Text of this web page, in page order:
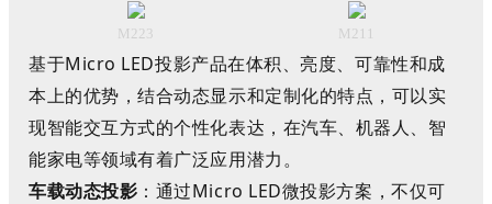
M223 M211
基于Micro LED投影产品在体积、亮度、可靠性和成
本上的优势，结合动态显示和定制化的特点，可以实
现智能交互方式的个性化表达，在汽车、机器人、智
能家电等领域有着广泛应用潜力。
车载动态投影 ： 通过Micro LED微投影方案，不仅可